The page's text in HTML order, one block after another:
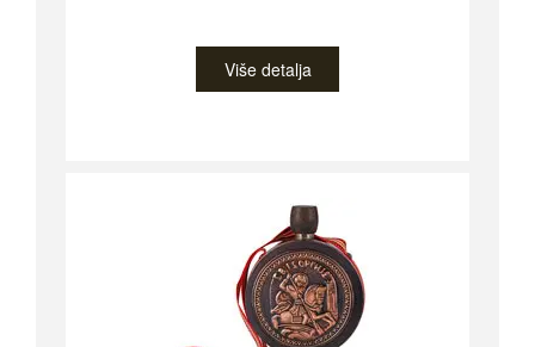
Više detalja